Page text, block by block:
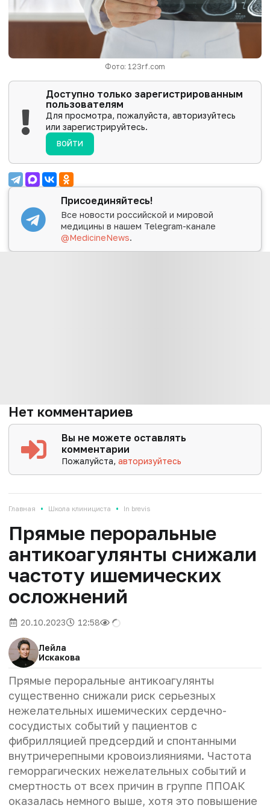
Фото: 123rf.com
Доступно только зарегистрированным
пользователям
Для просмотра, пожалуйста, авторизуйтесь
или зарегистрируйтесь.
ВОЙТИ
Присоединяйтесь!
Все новости российской и мировой
медицины в нашем Telegram-канале
@MedicineNews.
Нет комментариев
Вы не можете оставлять
комментарии
Пожалуйста,авторизуйтесь
Главная • Школа клинициста • In brevis
Прямые пероральные
антикоагулянты снижали
частоту ишемических
осложнений
20.10.2023 12:58
Лейла
Искакова
Прямые пероральные антикоагулянты
существенно снижали риск серьезных
нежелательных ишемических сердечно-
сосудистых событий у пациентов с
фибрилляцией предсердий и спонтанными
внутричерепными кровоизлияниями. Частота
геморрагических нежелательных событий и
смертность от всех причин в группе ППОАК
оказалась немного выше, хотя это повышение